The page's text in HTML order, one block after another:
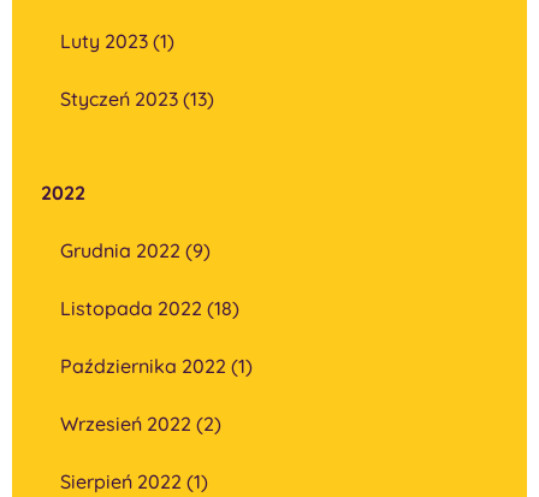
Luty 2023 (1)
Styczeń 2023 (13)
2022
Grudnia 2022 (9)
Listopada 2022 (18)
Października 2022 (1)
Wrzesień 2022 (2)
Sierpień 2022 (1)